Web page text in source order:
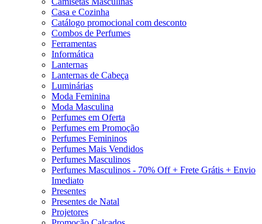
Casa e Cozinha
Catálogo promocional com desconto
Combos de Perfumes
Ferramentas
Informática
Lanternas
Lanternas de Cabeça
Luminárias
Moda Feminina
Moda Masculina
Perfumes em Oferta
Perfumes em Promoção
Perfumes Femininos
Perfumes Mais Vendidos
Perfumes Masculinos
Perfumes Masculinos - 70% Off + Frete Grátis + Envio
Imediato
Presentes
Presentes de Natal
Projetores